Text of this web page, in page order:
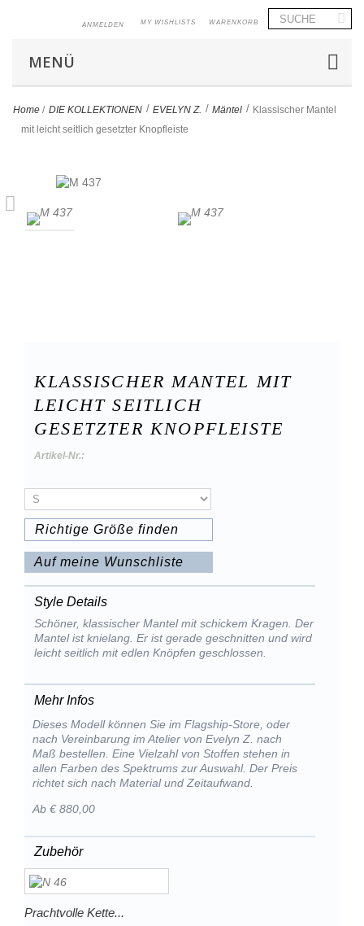
WARENKORB
MY WISHLISTS
ANMELDEN
MENÜ
Home / DIE KOLLEKTIONEN > EVELYN Z. > Mäntel > Klassischer Mantel
mit leicht seitlich gesetzter Knopfleiste
KLASSISCHER MANTEL MIT
LEICHT SEITLICH
GESETZTER KNOPFLEISTE
Artikel-Nr.:
Richtige Größe finden
Auf meine Wunschliste
Style Details
Schöner, klassischer Mantel mit schickem Kragen. Der
Mantel ist knielang. Er ist gerade geschnitten und wird
leicht seitlich mit edlen Knöpfen geschlossen.
Mehr Infos
Dieses Modell können Sie im Flagship-Store, oder
nach Vereinbarung im Atelier von Evelyn Z. nach
Maß bestellen. Eine Vielzahl von Stoffen stehen in
allen Farben des Spektrums zur Auswahl. Der Preis
richtet sich nach Material und Zeitaufwand.
Ab € 880,00
Zubehör
Prachtvolle Kette...